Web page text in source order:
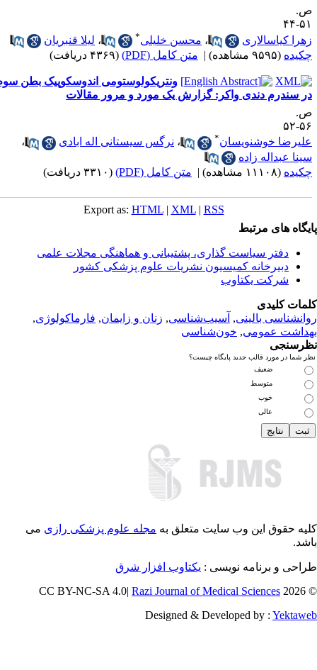
۴۴
کیاسالاری
،محسن خلیلی ،لیلا قنبریان
(۹۵۹۵ مشاهده) | متن کامل (PDF) (۴۳۶۹ دریافت)
ونتریکولوستومی اندوسکوپیک بطن سوم
سندرم دندی واکر: گزارش یک مورد و مرور مقالات
۵۲
خوشنویسان * ،نرگس سیستانی اله ابادی
،
عبداله زاده
(۱۱۱۰۸ مشاهده) | متن کامل (PDF) (۳۳۱۰ دریافت)
Export as:HTML |XML|RSS
های مرتبط
دفتر سیاست گذاری، پشتیبانی و هماهنگی مجلات علمی
دبیرخانه کمیسیون نشریات علوم پزشکی کشور
شرکت یکتاوب
کلیدی
بالینی, آسیب‌شناسی, زنان و زایمان,فارماکولوژی ,
عمومی, خون‌شناسی
شما در مورد قالب جدید پایگاه چیست؟
ضعیف
متوسط
خوب
عالی
حقوق این وب سایت متعلق بهمجله علوم پزشکی رازی می
و برنامه نویسی : یکتاوب افزار شرق
©
Razi Journal of Medical Sciences
Designed & Developed by :